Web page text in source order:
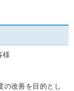
様
の改善を目的とし